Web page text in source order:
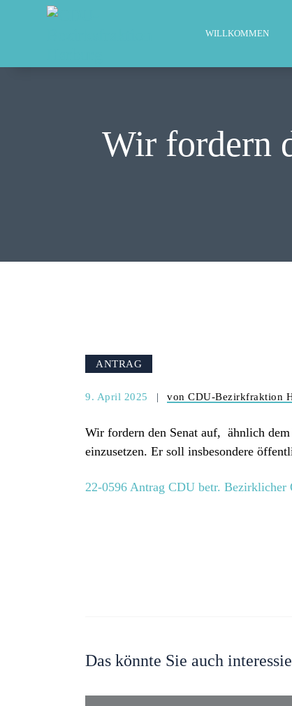
WILLKOMMEN
Wir fordern
ANTRAG
9. April 2025 von CDU-Bezirkfraktion
Wir fordern den Senat auf, ähnlich
einzusetzen. Er soll insbesondere
22-0596 Antrag CDU betr. Bezirklicher
Das könnte Sie auch